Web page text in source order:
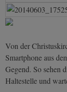
Von der
Smartphone aus
Gegend. So sehen
Haltestelle und